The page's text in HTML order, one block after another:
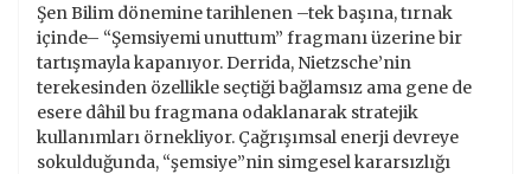
Şen Bilim dönemine tarihlenen –tek başına, tırnak
içinde– “Şemsiyemi unuttum” fragmanı üzerine bir
tartışmayla kapanıyor. Derrida, Nietzsche’nin
terekesinden özellikle seçtiği bağlamsız ama gene de
esere dâhil bu fragmana odaklanarak stratejik
kullanımları örnekliyor. Çağrışımsal enerji devreye
sokulduğunda, “şemsiye”nin simgesel kararsızlığı